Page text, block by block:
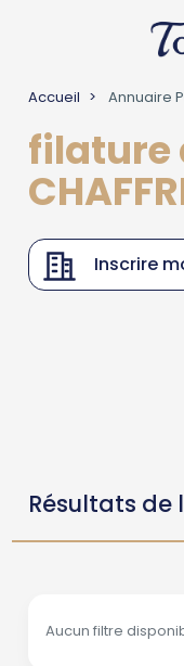
Accueil Annuaire
filature
Inscrire
Résultats de
Aucun filtre